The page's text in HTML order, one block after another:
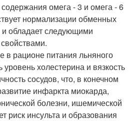
омега - 3 и омега - 6
нормализации обменных
и обладает следующими
в рационе питания льняного
уровень холестерина и вязкость
сосудов, что, в конечном
инфаркта миокарда,
болезни, ишемической
риск инсульта и образования